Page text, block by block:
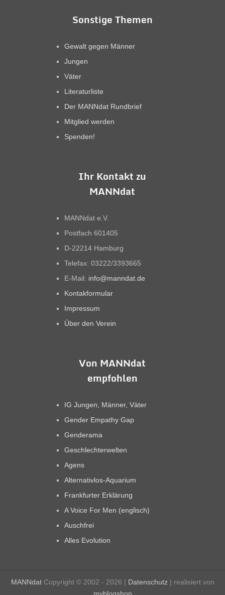
Sonstige Themen
Gewalt gegen Männer
Jungen
Väter
Literaturliste
Der MANNdat Rundbrief
Mitglied werden
Spenden!
Ihr Kontakt zu
MANNdat
MANNdat e.V.
Postfach 601405
D-22214 Hamburg
Telefax: 03222/3393665
E-Mail: info@manndat.de
Kontakformular
Impressum
Über den Verein
Von MANNdat
empfohlen
IG Jungen, Männer, Väter
Gender Empathy Gap
Genderama
Geschlechterwelten
Agens
Alternativlos-Aquarium
Frankfurter Erklärung
A Voice For Men (englisch)
Auschfrei
Alles Evolution
MANNdatCopyright © 2002 - 2026 | Datenschutz | realisiert von